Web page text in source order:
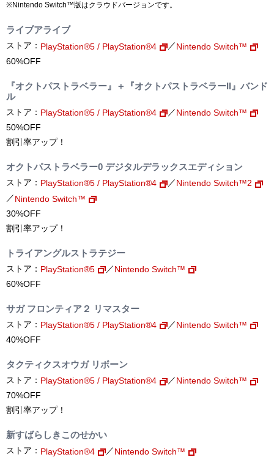
※Nintendo Switch™版はクラウドバージョンです。
ライブアライブ
ストア： PlayStation®5 / PlayStation®4 ／Nintendo Switch™
60%OFF
『オクトパストラベラー』＋『オクトパストラベラーII』バンド
ル
ストア： PlayStation®5 / PlayStation®4 ／Nintendo Switch™
50%OFF
割引率アップ！
オクトパストラベラー0 デジタルデラックスエディション
ストア： PlayStation®5 / PlayStation®4 ／Nintendo Switch™2
／Nintendo Switch™
30%OFF
割引率アップ！
トライアングルストラテジー
ストア： PlayStation®5 ／Nintendo Switch™
60%OFF
サガ フロンティア２ リマスター
ストア： PlayStation®5 / PlayStation®4 ／Nintendo Switch™
40%OFF
タクティクスオウガ リボーン
ストア： PlayStation®5 / PlayStation®4 ／Nintendo Switch™
70%OFF
割引率アップ！
新すばらしきこのせかい
ストア： PlayStation®4 ／Nintendo Switch™